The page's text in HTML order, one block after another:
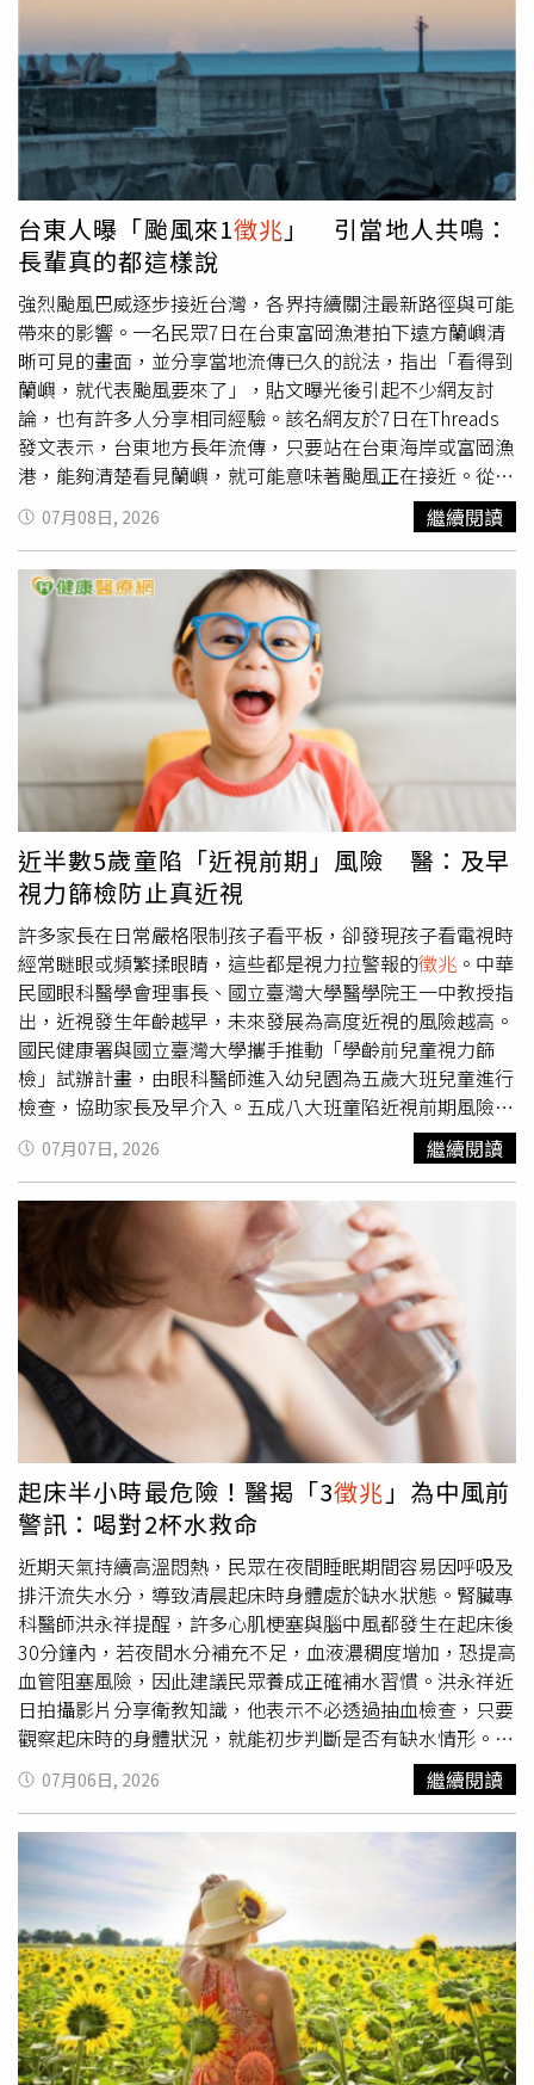
就任，之後於2008年、2014年及2020年順利連任，原本預
定在今年11月競選第五個六年任期。他生前擔任參議院預算
委員會（Senate Budget Committee）主席，也是共和黨在
外交、國防及國家安全事務的重要決策人物，在華府政壇擁
有舉足輕重的影響力。葛蘭姆與川普的關係歷經轉折。他曾
於2016年共和黨總統初選期間投入提名戰，並多次公開批
評川普不適任總統，雙方一度隔空交火。不過川普入主白宮
後，兩人逐漸修復關係，葛蘭姆也成為川普最親近的政治盟
友之一，不僅經常討論政策，也時常一同打高爾夫球，在共
和黨內具有重要影響力。雖然大多數議題立場一致，但在部
分外交政策上，葛蘭姆仍保有自己的看法。根據NBC News
取得的警方無線電通聯紀錄，救護人員11日晚間曾趕赴葛蘭
姆位於華府國會山莊（Capitol Hill）的住處，處理一起心臟
驟停案件。現場照片可見救護人員以擔架將患者送上救護
車，警車及消防車也在現場待命。不過，葛蘭姆辦公室並未
公布詳細死因，其一名高階幕僚則透露，在他辭世前並未出
現任何身體不適或異常 徵兆。事實上，葛蘭姆直到辭世前仍
積極投入外交工作。他10日才剛結束烏克蘭訪問行程，在基
輔會晤烏克蘭總統澤倫斯基（Volodymyr Zelenskyy）。澤
倫斯基表示，這是葛蘭姆第10度訪問烏克蘭，並感謝他長期
支持烏克蘭人民及前線官兵。返美後，他原定12日接受
NBC政論節目《會晤新聞界》（Meet the Press）專訪，未
料卻突然傳出病逝消息。葛蘭姆長年關注國際安全議題，
1990年代擔任聯邦眾議員期間便主張制裁伊朗、限制其飛
彈與核武發展，近年也支持對俄羅斯祭出更嚴厲制裁，並力
挺援助烏克蘭。他日前更透露，已與川普政府達成共識，將
推動新一波對俄羅斯制裁法案，並持續支持強化美國在全球
安全事務上的影響力。在台灣議題上，葛蘭姆一直是美國國
會最堅定的支持者之一。他曾於1999年擔任聯邦眾議員時
首次訪台，其後又於2016年及2022年三度訪問台灣。2022
年4月，他率領跨黨派國會代表團訪台，拜會時任總統蔡英
文，並與外交部長吳釗燮、國防部長邱國正會談，重申美國
對台灣安全及民主發展的支持。蔡英文當時表示，葛蘭姆20
多年來持續推動台美經貿合作、支持台灣參與國際事務，是
台灣在美國國會最重要的支持力量之一。葛蘭姆近年也多次
公開為台灣發聲。今年5月接受NBC專訪時，他表示，美國
有責任確保台灣安全，支持維持對台「戰略模糊」政策，並
警告若中國大陸以武力犯台，美方應立即祭出全面經濟制裁
及高額關稅措施，提高北京採取軍事行動的代價。葛蘭姆驟
逝消息震撼美國政壇，也讓外界再次關注美國國會高齡議員
健康資訊透明度議題。近月來，包括共和黨籍聯邦眾議員基
恩（Tom Kean Jr.）曾因憂鬱症缺席國會，以及共和黨籍聯
邦參議員麥康奈（Mitch McConnell）住院卻未公開病情，
都曾引發討論。如今這位長年活躍於外交、安全及印太事務
的重量級參議員辭世，也為美國政壇與國際外交投下震撼
彈。
台東人曝「颱風來1徵兆 」 引當地人共鳴：
長輩真的都這樣說
強烈颱風巴威逐步接近台灣，各界持續關注最新路徑與可能
帶來的影響。一名民眾7日在台東富岡漁港拍下遠方蘭嶼清
晰可見的畫面，並分享當地流傳已久的說法，指出「看得到
蘭嶼，就代表颱風要來了」，貼文曝光後引起不少網友討
論，也有許多人分享相同經驗。該名網友於7日在Threads
發文表示，台東地方長年流傳，只要站在台東海岸或富岡漁
港，能夠清楚看見蘭嶼，就可能意味著颱風正在接近。從他
分享的照片可見，遠方的蘭嶼輪廓相當清楚，因此再次引發
民眾對這項在地經驗談的關注。富岡漁港是台東往返蘭嶼及
綠島的重要港口。當地民眾指出，平時受到距離及海霧等因
素影響，蘭嶼並不容易清晰可見。不過，當颱風外圍環流接
近時，可能帶來下沉氣流，使大氣環境變得較為乾燥，能見
度隨之提升，因此遠方的蘭嶼輪廓會比平常更加清楚，也因
此形成「看得到蘭嶼，代表颱風將至」的地方說法。貼文發
布後，吸引超過9千人按讚，不少網友留言表示，「真的，
以前的長輩真的都這樣說」、「應該是水氣被吸走，能見度
就高了」、「我也有拍到欸，難怪禮拜天聽到有人說什麼蘭
嶼，身為外地人一個問號終於解謎了」、「想起上次去蘭
嶼，可以從蘭嶼看到台東，沒多久小犬颱風就來了」、「蘭
嶼人瑟瑟發抖中」。中央氣象署表示，依目前預估，最快將
於周四下半天發布海上颱風警報，至於陸上颱風警報，可能
落在周五清晨前後，但實際發布時間仍須視颱風強度、移動
速度及北轉幅度等因素調整。預估周五及周六將是巴威影響
台灣最明顯的時段，其中北部山區不排除出現豪雨等級以上
降雨，民眾應持續留意最新天氣資訊。
07月08日, 2026 繼續閱讀
近半數5歲童陷「近視前期」風險 醫：及早
視力篩檢防止真近視
許多家長在日常嚴格限制孩子看平板，卻發現孩子看電視時
經常瞇眼或頻繁揉眼睛，這些都是視力拉警報的徵兆 。中華
民國眼科醫學會理事長、國立臺灣大學醫學院王一中教授指
出，近視發生年齡越早，未來發展為高度近視的風險越高。
國民健康署與國立臺灣大學攜手推動「學齡前兒童視力篩
檢」試辦計畫，由眼科醫師進入幼兒園為五歲大班兒童進行
檢查，協助家長及早介入。五成八大班童陷近視前期風險
散瞳查出潛在危機一連串入園篩檢數據顯示，在參與檢查的
14,570名幼兒中，近視占9.5%，而近視前期高達48.5%，
合計達58%。國立臺灣大學醫學院蔡紫薰副教授說明，許多
五歲兒童具備近視前期風險，累積篩檢數據有助後續衛教規
劃。透過眼科醫師進入園所進行散瞳屈光度數檢查，能更真
實反映孩童眼球屈光狀態，減少假性近視干擾。孩童視力異
常難表達 散瞳屈光度數檢查具真實性學齡前兒童不懂得主
動表達視力模糊，家長若僅依靠日常觀察容易錯失介入期。
臺大醫院眼科部劉耀臨醫師表示，散瞳屈光度數檢查能更準
確掌握兒童真實視力狀況。透過篩檢前後向家長充分說明，
有助提升教保人員與家屬對檢查的理解度。精確的臨床處置
能針對遠視儲備不足或早期近視等情況，給予個別化追蹤建
議。跨專業團隊偏鄉篩檢落實服務為提升醫療可近性，75位
眼科醫師投入入園篩檢，各縣市也依在地資源發展多元模
式，於北中南部分別進行，運用數位工具推播視力保健資
訊，集合衛生所篩檢站，整合醫師、驗光師及護理師建立標
準化模式。幼兒園搭起醫病橋樑 盼各界齊心護眼除了醫療
介入，高雄市私立三好幼兒園楊婉慈護理師分享，幼兒園在
過程中扮演家長與醫療專業間的橋樑，能協助理解檢查結果
及追蹤方式。國民健康署沈靜芬署長表示，幼兒園是兒童健
康促進的重要場域，期待未來更多縣市加入，中央與地方將
因地制宜提供支持，透過及早篩診減少近視帶來的潛在傷
害。建立日常護眼習慣 呼籲家長應落實定期追蹤視力保健
必須從家庭生活扎根，王一中教授提醒家長，除了配合入園
篩檢掌握視力風險，日常應確保充足戶外活動與適度照明。
若結果顯示有風險，務必依醫囑帶孩子至眼科診所進行定期
散瞳追蹤。在部分情況下觀察到，及早介入與養成良好用眼
習慣，與預防高度近視併發症之相關機制有關，能共同守護
兒童清晰視界。【延伸閱讀】兒童近視管理是長期抗戰！家
長應與醫師配合才能協助孩子做好近視防控3C育兒盛行
兒童近視年齡層下降！「6營養素」助守護孩子視力健康
https://www.healthnews.com.tw/readnews.php?
id=68947
07月07日, 2026 繼續閱讀
起床半小時最危險！醫揭「3徵兆 」為中風前
警訊：喝對2杯水救命
近期天氣持續高溫悶熱，民眾在夜間睡眠期間容易因呼吸及
排汗流失水分，導致清晨起床時身體處於缺水狀態。腎臟專
科醫師洪永祥提醒，許多心肌梗塞與腦中風都發生在起床後
30分鐘內，若夜間水分補充不足，血液濃稠度增加，恐提高
血管阻塞風險，因此建議民眾養成正確補水習慣。洪永祥近
日拍攝影片分享衛教知識，他表示不必透過抽血檢查，只要
觀察起床時的身體狀況，就能初步判斷是否有缺水情形。首
先可觀察清晨第一泡尿液顏色，若尿液呈現深黃色、琥珀
色，甚至接近濃茶色且氣味明顯，代表腎臟正大量濃縮尿
液，以保留體內水分，也意味著身體可能已有明顯缺水。此
外，若起床時出現口乾舌燥、喉嚨乾澀，或伴隨頭暈、精神
不濟、思緒遲鈍等情形，也可能是夜間流失過多水分，導致
血液循環速度下降，使大腦供氧受到影響。洪永祥指出，平
時有打呼習慣的人，夜間水分流失通常更為明顯，更應提高
警覺。他也建議可透過體重變化判斷身體水分流失程度。民
眾可於睡前如廁後量一次體重，隔天起床在未喝水、未如廁
前再次測量，若體重減少0.5至0.8公斤以上，代表夜間已流
失相當多水分，應盡快補充。洪永祥表示，不少長者因擔心
07月06日, 2026 繼續閱讀